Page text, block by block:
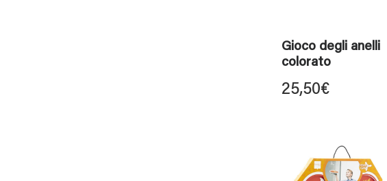
Gioco degli anelli
colorato
25,50€